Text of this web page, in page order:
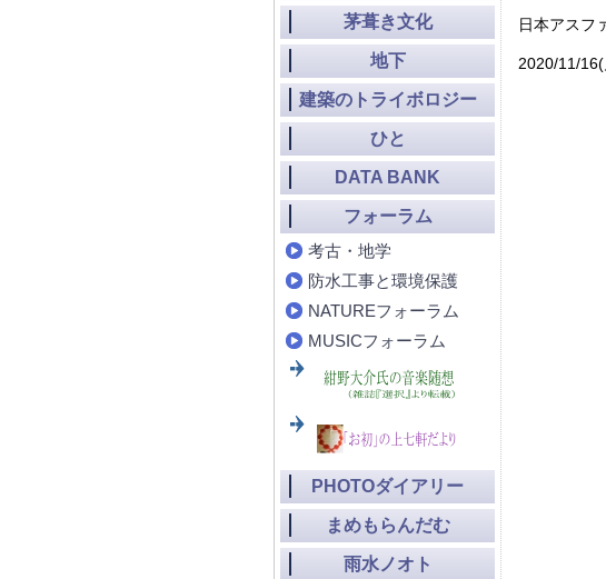
日本アスフ
2020/11/
茅葺き文化
地下
建築のトライボロジー
ひと
DATA BANK
フォーラム
考古・地学
防水工事と環境保護
NATUREフォーラム
MUSICフォーラム
PHOTOダイアリー
まめもらんだむ
雨水ノオト